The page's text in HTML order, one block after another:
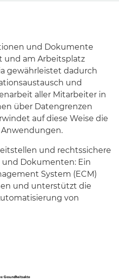
und Dokumente
und am Arbeitsplatz
gewährleistet dadurch
und
aller Mitarbeiter in
über Datengrenzen
auf diese Weise die
und rechtssichere
Dokumenten: Ein
System (ECM)
und unterstützt die
von